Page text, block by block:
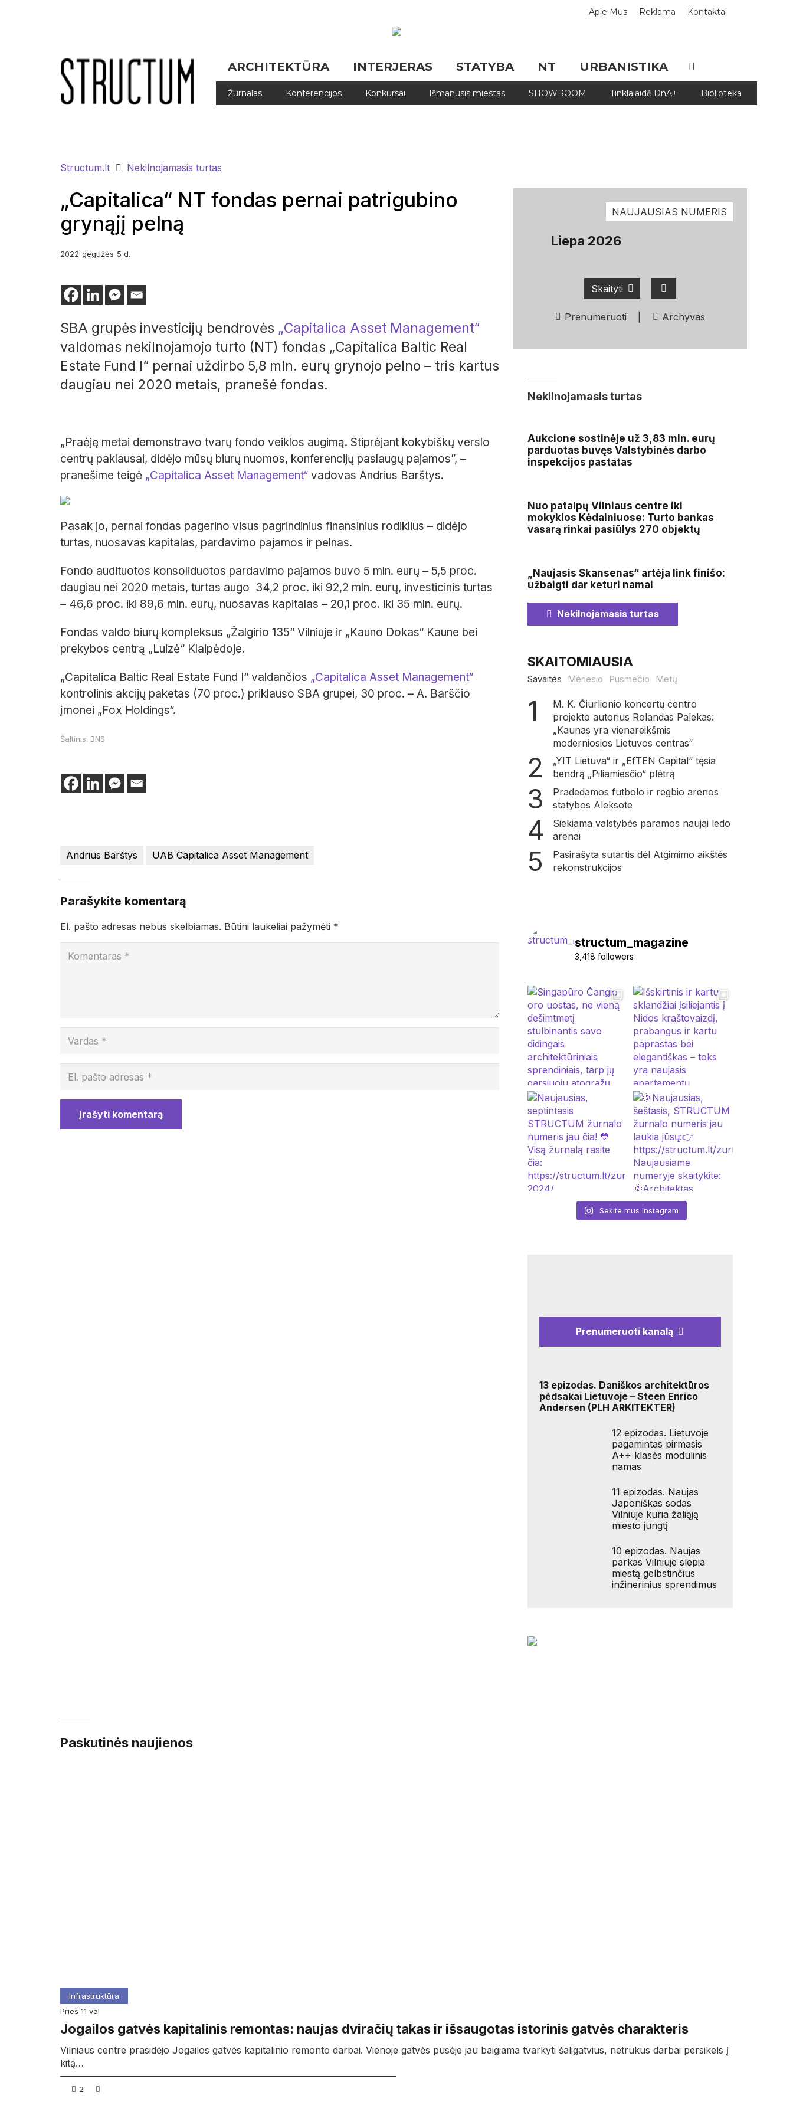
Apie Mus Reklama Kontaktai
ARCHITEKTŪRA INTERJERAS STATYBA NT URBANISTIKA
Žurnalas Konferencijos Konkursai Išmanusis miestas SHOWROOM Tinklalaidė DnA+ Biblioteka
Structum.lt Nekilnojamasis turtas
„Capitalica“ NT fondas pernai patrigubino
grynąjį pelną
2022 gegužės 5 d.
SBA grupės investicijų bendrovės „Capitalica Asset Management“
valdomas nekilnojamojo turto (NT) fondas „Capitalica Baltic Real
Estate Fund I“ pernai uždirbo 5,8 mln. eurų grynojo pelno – tris kartus
daugiau nei 2020 metais, pranešė fondas.
„Praėję metai demonstravo tvarų fondo veiklos augimą. Stiprėjant kokybiškų verslo
centrų paklausai, didėjo mūsų biurų nuomos, konferencijų paslaugų pajamos”, –
pranešime teigė „Capitalica Asset Management“ vadovas Andrius Barštys.
Pasak jo, pernai fondas pagerino visus pagrindinius finansinius rodiklius – didėjo
turtas, nuosavas kapitalas, pardavimo pajamos ir pelnas.
Fondo audituotos konsoliduotos pardavimo pajamos buvo 5 mln. eurų – 5,5 proc.
daugiau nei 2020 metais, turtas augo 34,2 proc. iki 92,2 mln. eurų, investicinis turtas
– 46,6 proc. iki 89,6 mln. eurų, nuosavas kapitalas – 20,1 proc. iki 35 mln. eurų.
Fondas valdo biurų kompleksus „Žalgirio 135“ Vilniuje ir „Kauno Dokas“ Kaune bei
prekybos centrą „Luizė“ Klaipėdoje.
„Capitalica Baltic Real Estate Fund I“ valdančios „Capitalica Asset Management“
kontrolinis akcijų paketas (70 proc.) priklauso SBA grupei, 30 proc. – A. Barščio
įmonei „Fox Holdings“.
Šaltinis: BNS
Andrius Barštys UAB Capitalica Asset Management
Parašykite komentarą
El. pašto adresas nebus skelbiamas. Būtini laukeliai pažymėti *
Įrašyti komentarą
NAUJAUSIAS NUMERIS
Liepa 2026
Skaityti
Prenumeruoti Archyvas
Nekilnojamasis turtas
Aukcione sostinėje už 3,83 mln. eurų
parduotas buvęs Valstybinės darbo
inspekcijos pastatas
Nuo patalpų Vilniaus centre iki
mokyklos Kėdainiuose: Turto bankas
vasarą rinkai pasiūlys 270 objektų
„Naujasis Skansenas“ artėja link finišo:
užbaigti dar keturi namai
Nekilnojamasis turtas
SKAITOMIAUSIA
Savaitės Mėnesio Pusmečio Metų
M. K. Čiurlionio koncertų centro
projekto autorius Rolandas Palekas:
„Kaunas yra vienareikšmis
moderniosios Lietuvos centras“
„YIT Lietuva“ ir „EfTEN Capital“ tęsia
bendrą „Piliamiesčio“ plėtrą
Pradedamos futbolo ir regbio arenos
statybos Aleksote
Siekiama valstybės paramos naujai ledo
arenai
Pasirašyta sutartis dėl Atgimimo aikštės
rekonstrukcijos
structum_magazine
3,418 followers
Sekite mus Instagram
Prenumeruoti kanalą
13 epizodas. Daniškos architektūros
pėdsakai Lietuvoje – Steen Enrico
Andersen (PLH ARKITEKTER)
12 epizodas. Lietuvoje
pagamintas pirmasis
A++ klasės modulinis
namas
11 epizodas. Naujas
Japoniškas sodas
Vilniuje kuria žaliąją
miesto jungtį
10 epizodas. Naujas
parkas Vilniuje slepia
miestą gelbstinčius
inžinerinius sprendimus
Paskutinės naujienos
Infrastruktūra
prieš 11 val
Jogailos gatvės kapitalinis remontas: naujas dviračių takas ir išsaugotas istorinis gatvės charakteris
Vilniaus centre prasidėjo Jogailos gatvės kapitalinio remonto darbai. Vienoje gatvės pusėje jau baigiama tvarkyti šaligatvius, netrukus darbai persikels į
kitą…
2